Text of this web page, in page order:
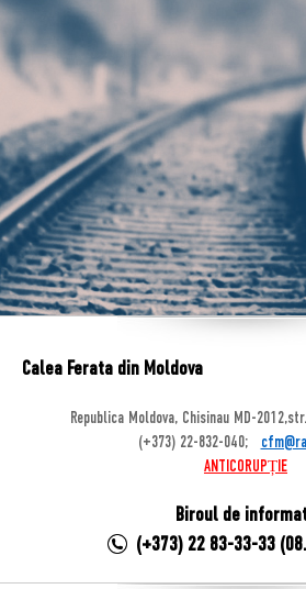
Calea Ferata din Moldova
Republica Moldova, Chisinau MD-
(+373) 22-832-040;
ANTICORUPȚIE
Biroul de
(+373) 22 83-33-33